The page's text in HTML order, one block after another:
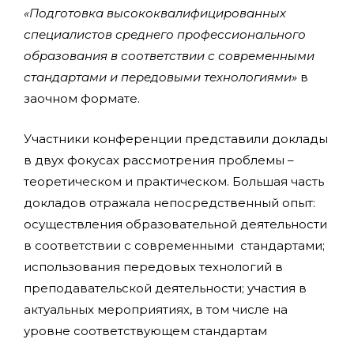
«Подготовка высококвалифицированных
специалистов среднего профессионального
образования в соответствии с современными
стандартами и передовыми технологиями»в
заочном формате.
Участники конференции представили доклады
в двух фокусах рассмотрения проблемы –
теоретическом и практическом. Большая часть
докладов отражала непосредственный опыт:
осуществления образовательной деятельности
в соответствии с современными стандартами;
использования передовых технологий в
преподавательской деятельности; участия в
актуальных мероприятиях, в том числе на
уровне соответствующем стандартам